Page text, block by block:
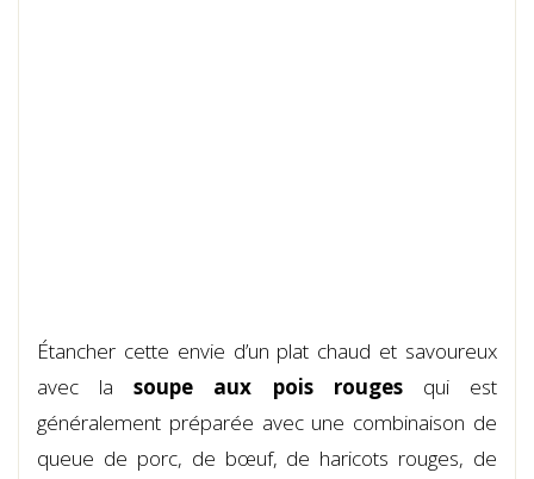
Étancher cette envie d’un plat chaud et savoureux
avec lasoupe aux pois rougesqui est
généralement préparée avec une combinaison de
queue de porc, de bœuf, de haricots rouges, de